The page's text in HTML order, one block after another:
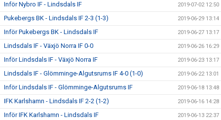
Inför Nybro IF - Lindsdals IF 2019-07-02 12:50
Pukebergs BK - Lindsdals IF 2-3 (1-3) 2019-06-29 13:14
Inför Pukebergs BK - Lindsdals IF 2019-06-27 13:17
Lindsdals IF - Växjö Norra IF 0-0 2019-06-26 16:29
Inför Lindsdals IF - Växjö Norra IF 2019-06-23 13:17
Lindsdals IF - Glömminge-Algutsrums IF 4-0 (1-0) 2019-06-22 13:01
Inför Lindsdals IF - Glömminge-Algutsrums IF 2019-06-18 13:48
IFK Karlshamn - Lindsdals IF 2-2 (1-2) 2019-06-16 14:28
Inför IFK Karlshamn - Lindsdals IF 2019-06-13 22:37